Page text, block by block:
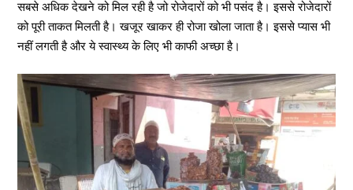
सबसे अधिक देखने को मिल रही है जो रोजेदारों को भी पसंद है। इससे रोजेदारों
को पूरी ताकत मिलती है। खजूर खाकर ही रोजा खोला जाता है। इससे प्यास भी
नहीं लगती है और ये स्वास्थ्य के लिए भी काफी अच्छा है।